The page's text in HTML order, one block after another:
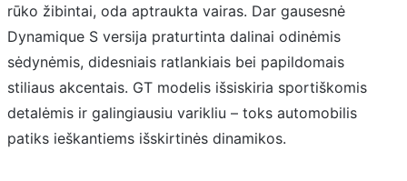
rūko žibintai, oda aptraukta vairas. Dar gausesnė
Dynamique S versija praturtinta dalinai odinėmis
sėdynėmis, didesniais ratlankiais bei papildomais
stiliaus akcentais. GT modelis išsiskiria sportiškomis
detalėmis ir galingiausiu varikliu – toks automobilis
patiks ieškantiems išskirtinės dinamikos.